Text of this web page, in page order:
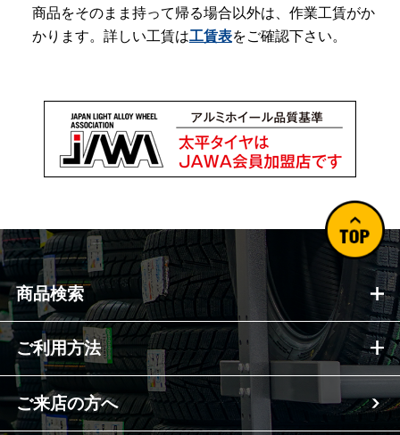
商品をそのまま持って帰る場合以外は、作業工賃がか
かります。詳しい工賃は工賃表をご確認下さい。
商品検索
ご利用方法
ご来店の方へ